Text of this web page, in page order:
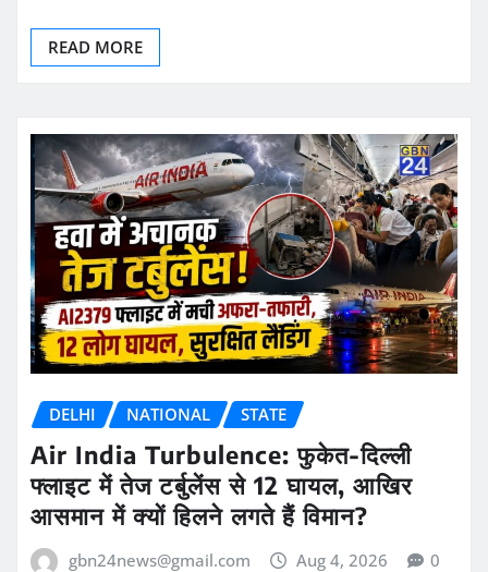
READ MORE
DELHI NATIONAL STATE
Air India Turbulence: फुकेत-दिल्ली
फ्लाइट में तेज टर्बुलेंस से 12 घायल, आखिर
आसमान में क्यों हिलने लगते हैं विमान?
gbn24news@gmail.com Aug 4, 2026 0